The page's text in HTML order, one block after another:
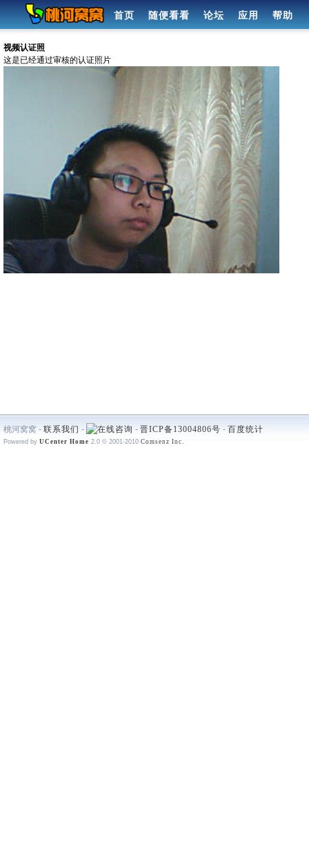
首页 随便看看 论坛 应用 帮助
视频认证照
这是已经通过审核的认证照片
桃河窝窝 - 联系我们 - - 晋ICP备13004806号 - 百度统计
Powered by UCenter Home 2.0 © 2001-2010 Comsenz Inc.